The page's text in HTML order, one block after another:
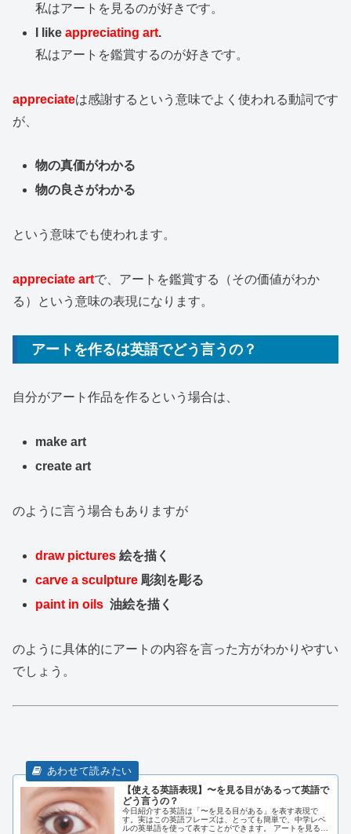
私はアートを見るのが好きです。
I likeappreciating art.
私はアートを鑑賞するのが好きです。
appreciateは感謝するという意味でよく使われる動詞です
が、
物の真価がわかる
物の良さがわかる
という意味でも使われます。
appreciate artで、アートを鑑賞する（その価値がわか
る）という意味の表現になります。
アートを作るは英語でどう言うの？
自分がアート作品を作るという場合は、
make art
create art
のように言う場合もありますが
draw pictures 絵を描く
carve a sculpture 彫刻を彫る
paint in oils油絵を描く
のように具体的にアートの内容を言った方がわかりやすい
でしょう。
【使える英語表現】〜を見る目があるって英語で
どう言うの？
今日紹介する英語は「〜を見る目がある」を表す表現で
す。実はこの英語フレーズは、とっても簡単で、中学レベ
ルの英単語を使って表すことができます。 アートを見る目